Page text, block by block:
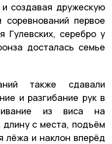
создавая дружескую
первое
Гулевских, серебро у
досталась семье
также сдавали
и разгибание рук в
из виса на
с места, подъём
лёжа и наклон вперёд